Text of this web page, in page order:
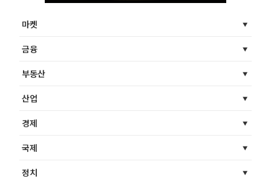
마켓
금융
부동산
산업
경제
국제
정치